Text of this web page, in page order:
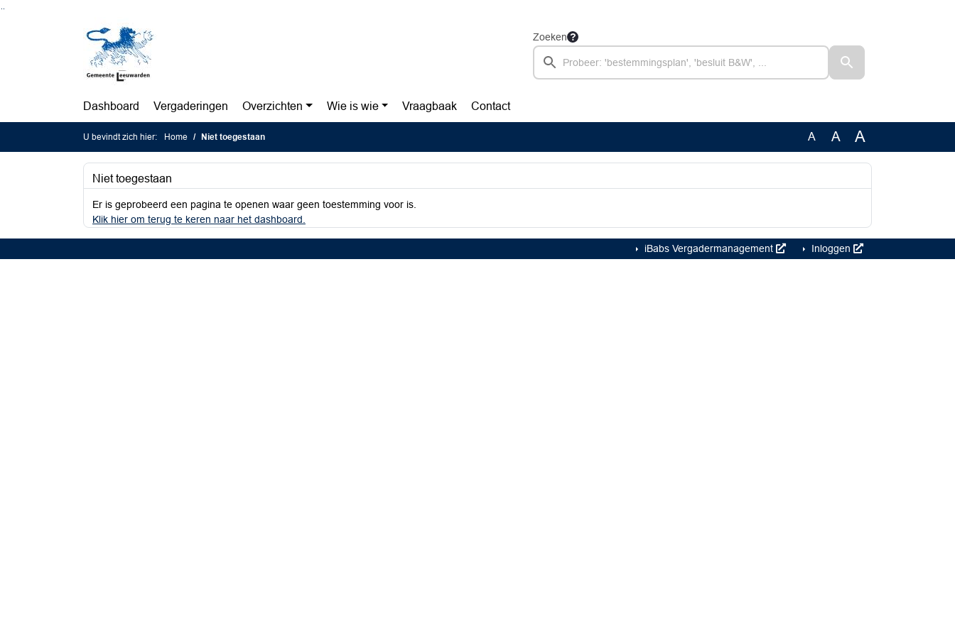
Zoeken
Dashboard Vergaderingen Overzichten Wie is wie Vraagbaak Contact
U bevindt zich hier: Home Niet toegestaan A A A
Niet toegestaan
Er is geprobeerd een pagina te openen waar geen toestemming voor is.
Klik hier om terug te keren naar het dashboard.
iBabs Vergadermanagement Inloggen